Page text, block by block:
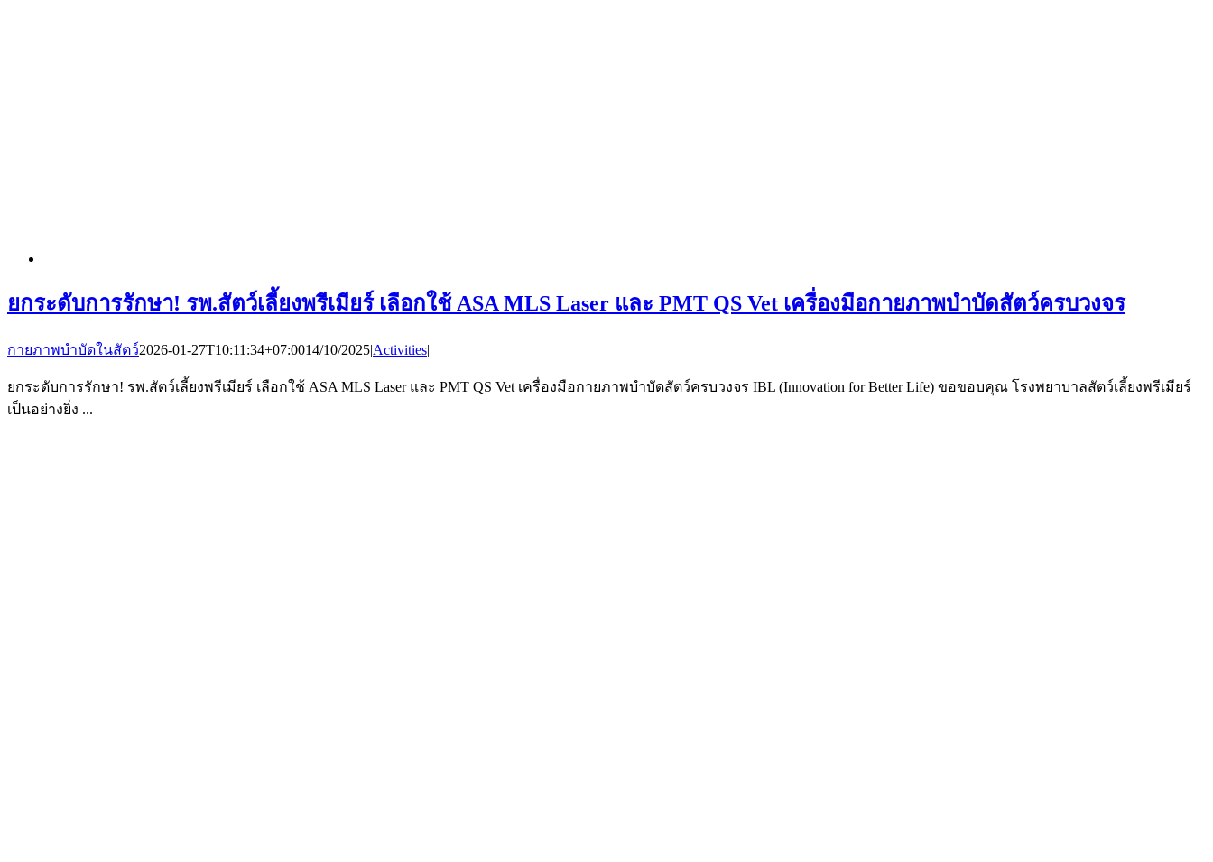
ยกระดับการรักษา! รพ.สัตว์เลี้ยงพรีเมียร์ เลือกใช้ ASA MLS Laser และ PMT QS Vet เครื่องมือกายภาพบำบัดสัตว์ครบวงจร
กายภาพบำบัดในสัตว์2026-01-27T10:11:34+07:0014/10/2025|Activities|
ยกระดับการรักษา! รพ.สัตว์เลี้ยงพรีเมียร์ เลือกใช้ ASA MLS Laser และ PMT QS Vet เครื่องมือกายภาพบำบัดสัตว์ครบวงจร IBL (Innovation for Better Life) ขอขอบคุณ โรงพยาบาลสัตว์เลี้ยงพรีเมียร์
เป็นอย่างยิ่ง ...